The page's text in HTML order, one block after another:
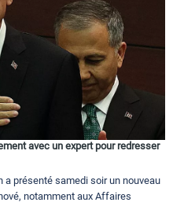
avec un expert pour redresser
a présenté samedi soir un nouveau
notamment aux Affaires